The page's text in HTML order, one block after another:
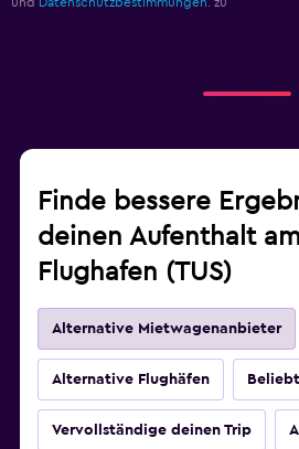
und Datenschutzbestimmungen. zu
Finde bessere
deinen Aufenthalt
Flughafen (TUS)
Alternative Mietwagenanbieter
Alternative Flughäfen
Vervollständige deinen Trip